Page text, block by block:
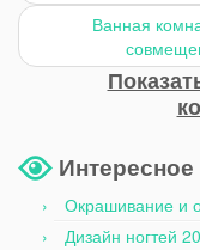
Ванная
Интересное
Окрашивание и
Дизайн ногтей